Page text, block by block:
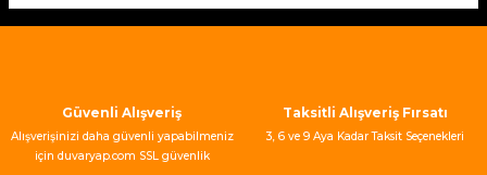
Ürün bilgilerinde hatalar bulunuyor.
Güvenli Alışveriş
Alışverişinizi daha güvenli yapabilmeniz
için duvaryap.com SSL güvenlik
Taksitli Alışveriş Fırsatı
3, 6 ve 9 Aya Kadar Taksit Seçenekleri